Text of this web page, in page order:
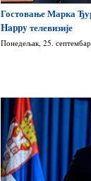
Гостовање Марка
Happy телевизије
Понедељак, 25.